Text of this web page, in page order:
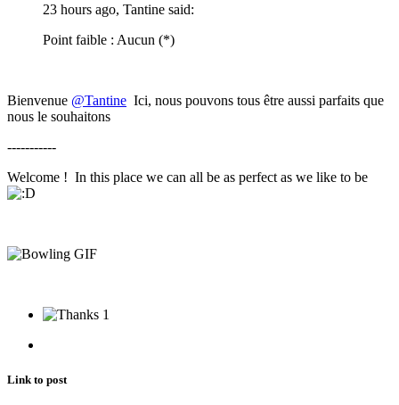
23 hours ago, Tantine said:
Point faible : Aucun (*)
Bienvenue @Tantine Ici, nous pouvons tous être aussi parfaits que
nous le souhaitons
-----------
Welcome ! In this place we can all be as perfect as we like to be
1
Link to post